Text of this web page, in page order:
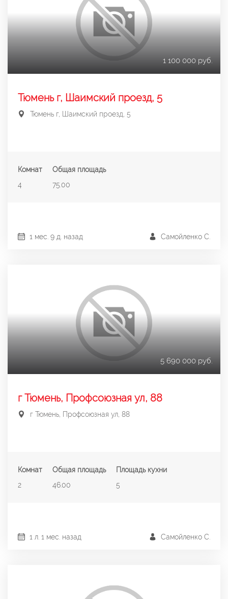
1 100 000 руб.
Тюмень г, Шаимский проезд, 5
Тюмень г, Шаимский проезд, 5
Комнат
4
Общая площадь
75.00
Самойленко С.
1 мес. 9 д. назад
5 690 000 руб.
г Тюмень, Профсоюзная ул, 88
г Тюмень, Профсоюзная ул, 88
Комнат
2
Общая площадь
46.00
Площадь кухни
5
Самойленко С.
1 л. 1 мес. назад